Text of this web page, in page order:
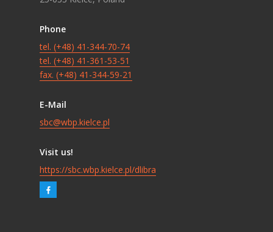
Phone
tel. (+48) 41-344-70-74
tel. (+48) 41-361-53-51
fax. (+48) 41-344-59-21
E-Mail
sbc@wbp.kielce.pl
Visit us!
https://sbc.wbp.kielce.pl/dlibra